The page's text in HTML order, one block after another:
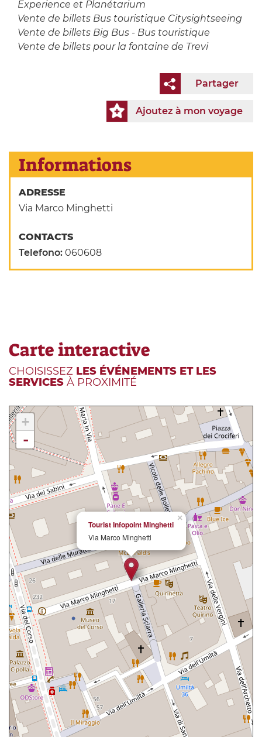
Experience et Planétarium
Vente de billets Bus touristique Citysightseeing
Vente de billets Big Bus - Bus touristique
Vente de billets pour la fontaine de Trevi
Partager
Ajoutez à mon voyage
Informations
ADRESSE
Via Marco Minghetti
CONTACTS
Telefono:060608
Carte interactive
CHOISISSEZ LES ÉVÉNEMENTS ET LES
SERVICES À PROXIMITÉ
×
Tourist Infopoint Minghetti
Via Marco Minghetti
+
-